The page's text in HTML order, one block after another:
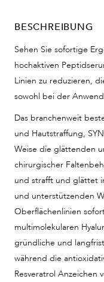
BESCHREIBUNG
Sehen Sie sofortige
hochaktiven
Linien zu reduzieren,
sowohl bei der
Das branchenweit
und Hautstraffung,
Weise die glättenden
chirurgischer
und strafft und glättet
und unterstützenden
Oberflächenlinien
multimolekularen
gründliche und
während die
Resveratrol Anzeichen